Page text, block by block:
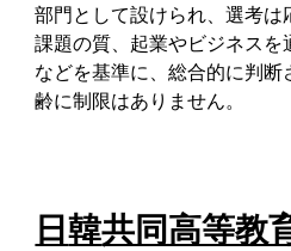
部門として設けられ、選考
課題の質、起業やビジネス
などを基準に、総合的に判
齢に制限はありません。
日韓共同高等教